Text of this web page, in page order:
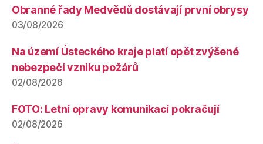
Obranné řady Medvědů dostávají první obrysy
03/08/2026
Na území Ústeckého kraje platí opět zvýšené
nebezpečí vzniku požárů
02/08/2026
FOTO: Letní opravy komunikací pokračují
02/08/2026